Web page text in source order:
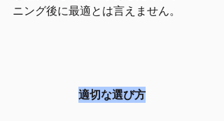
ニング後に最適とは言えません。
適切な選び方